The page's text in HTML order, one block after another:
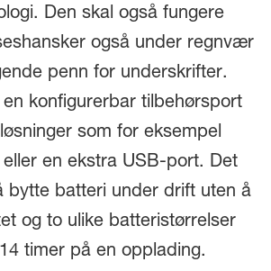
Den skal også fungere
også under regnvær
penn for underskrifter.
konfigurerbar tilbehørsport
som for eksempel
en ekstra USB-port. Det
bytte batteri under drift uten å
og to ulike batteristørrelser
timer på en opplading.